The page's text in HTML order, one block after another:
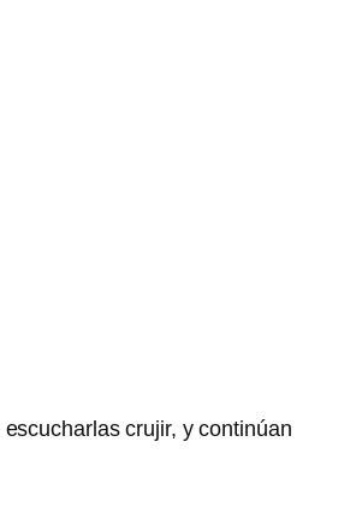
crujir, y continúan